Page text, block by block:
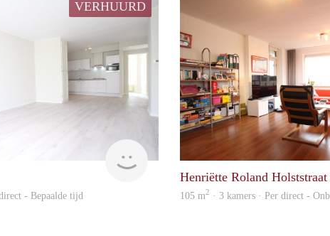
VERHUURD
- Bepaalde tijd
Henriëtte Roland Holststraat
105 m2 · 3 kamers · Per direct -